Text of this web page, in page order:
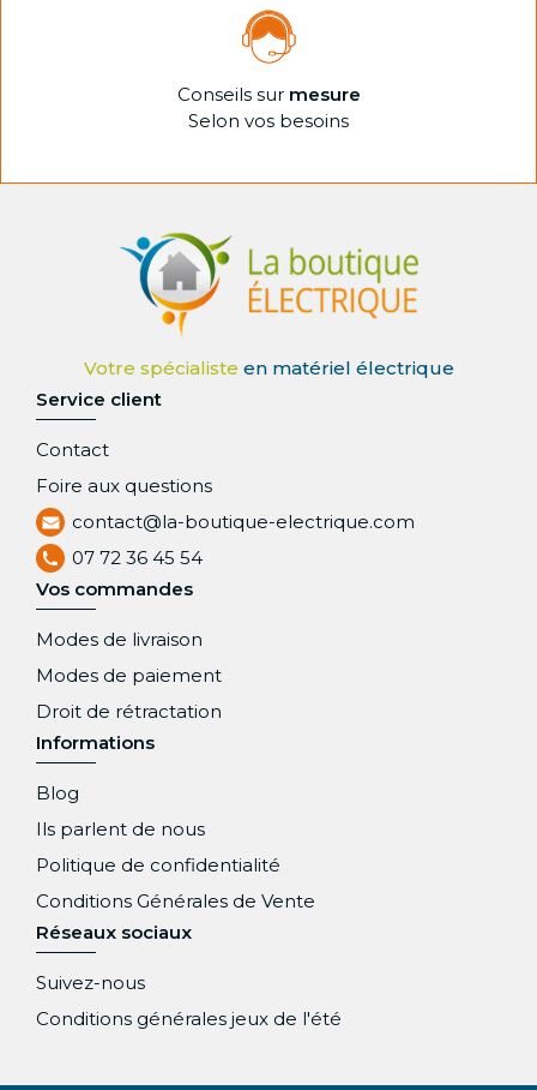
Conseils sur mesure
Selon vos besoins
Service client
Contact
Foire aux questions
contact@la-boutique-electrique.com
07 72 36 45 54
Vos commandes
Modes de livraison
Modes de paiement
Droit de rétractation
Informations
Blog
Ils parlent de nous
Politique de confidentialité
Conditions Générales de Vente
Réseaux sociaux
Suivez-nous
Conditions générales jeux de l'été